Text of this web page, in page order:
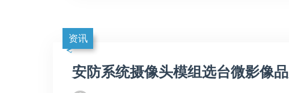
资讯
安防系统摄像头模组选台微影像